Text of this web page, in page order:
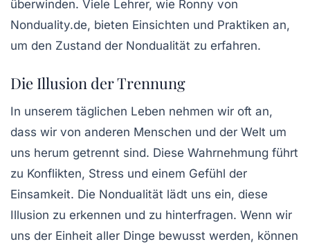
überwinden. Viele Lehrer, wie Ronny von
Nonduality.de, bieten Einsichten und Praktiken an,
um den Zustand der Nondualität zu erfahren.
Die Illusion der Trennung
In unserem täglichen Leben nehmen wir oft an,
dass wir von anderen Menschen und der Welt um
uns herum getrennt sind. Diese Wahrnehmung führt
zu Konflikten, Stress und einem Gefühl der
Einsamkeit. Die Nondualität lädt uns ein, diese
Illusion zu erkennen und zu hinterfragen. Wenn wir
uns der Einheit aller Dinge bewusst werden, können